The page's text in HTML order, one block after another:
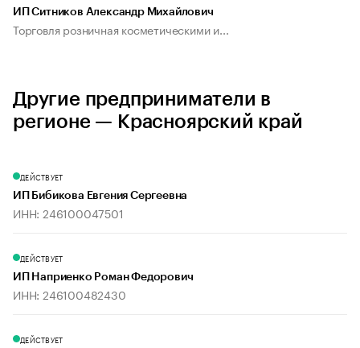
ИП Ситников Александр Михайлович
Торговля розничная косметическими и...
Другие предприниматели в
регионе — Красноярский край
ДЕЙСТВУЕТ
ИП Бибикова Евгения Сергеевна
ИНН: 246100047501
ДЕЙСТВУЕТ
ИП Наприенко Роман Федорович
ИНН: 246100482430
ДЕЙСТВУЕТ